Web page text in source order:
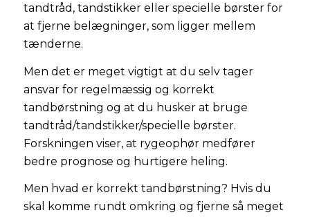
tandtråd, tandstikker eller specielle børster for
at fjerne belægninger, som ligger mellem
tænderne.
Men det er meget vigtigt at du selv tager
ansvar for regelmæssig og korrekt
tandbørstning og at du husker at bruge
tandtråd/tandstikker/specielle børster.
Forskningen viser, at rygeophør medfører
bedre prognose og hurtigere heling.
Men hvad er korrekt tandbørstning? Hvis du
skal komme rundt omkring og fjerne så meget